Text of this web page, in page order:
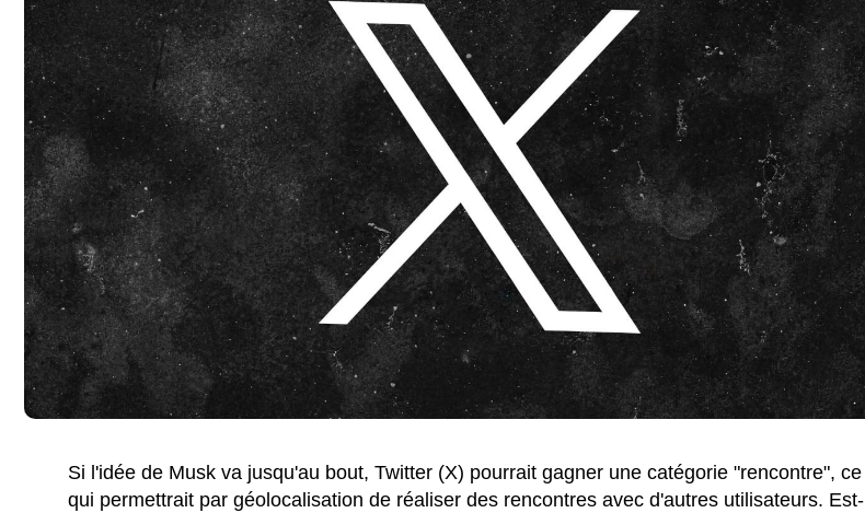
Si l'idée de Musk va jusqu'au bout, Twitter (X) pourrait gagner une catégorie "rencontre", ce
qui permettrait par géolocalisation de réaliser des rencontres avec d'autres utilisateurs. Est-